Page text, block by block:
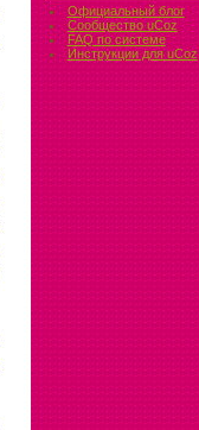
Официальный блог
Сообщество uCoz
FAQ по системе
Инструкции для uCoz